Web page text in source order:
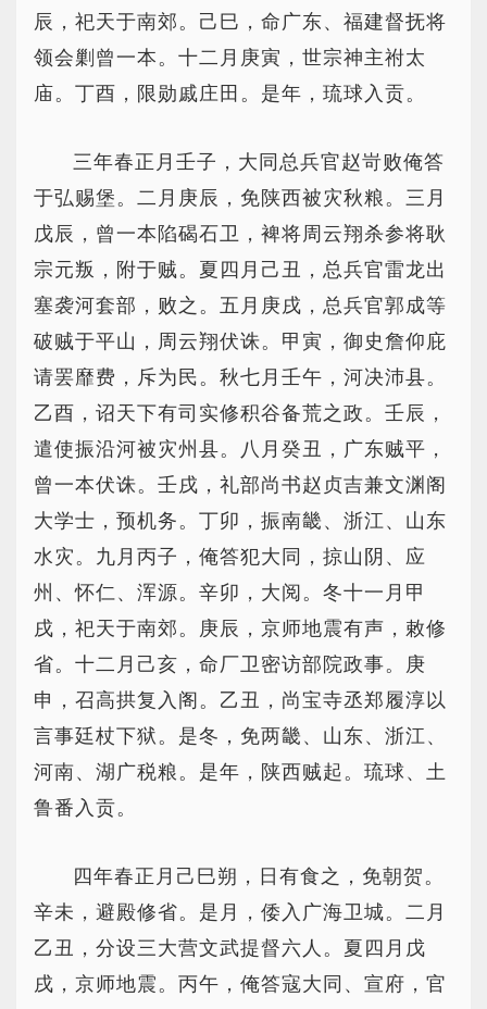
辰，祀天于南郊。己巳，命广东、福建督抚将
领会剿曾一本。十二月庚寅，世宗神主祔太
庙。丁酉，限勋戚庄田。是年，琉球入贡。
三年春正月壬子，大同总兵官赵岢败俺答
于弘赐堡。二月庚辰，免陕西被灾秋粮。三月
戊辰，曾一本陷碣石卫，裨将周云翔杀参将耿
宗元叛，附于贼。夏四月己丑，总兵官雷龙出
塞袭河套部，败之。五月庚戌，总兵官郭成等
破贼于平山，周云翔伏诛。甲寅，御史詹仰庇
请罢靡费，斥为民。秋七月壬午，河决沛县。
乙酉，诏天下有司实修积谷备荒之政。壬辰，
遣使振沿河被灾州县。八月癸丑，广东贼平，
曾一本伏诛。壬戌，礼部尚书赵贞吉兼文渊阁
大学士，预机务。丁卯，振南畿、浙江、山东
水灾。九月丙子，俺答犯大同，掠山阴、应
州、怀仁、浑源。辛卯，大阅。冬十一月甲
戌，祀天于南郊。庚辰，京师地震有声，敕修
省。十二月己亥，命厂卫密访部院政事。庚
申，召高拱复入阁。乙丑，尚宝寺丞郑履淳以
言事廷杖下狱。是冬，免两畿、山东、浙江、
河南、湖广税粮。是年，陕西贼起。琉球、土
鲁番入贡。
四年春正月己巳朔，日有食之，免朝贺。
辛未，避殿修省。是月，倭入广海卫城。二月
乙丑，分设三大营文武提督六人。夏四月戊
戌，京师地震。丙午，俺答寇大同、宣府，官